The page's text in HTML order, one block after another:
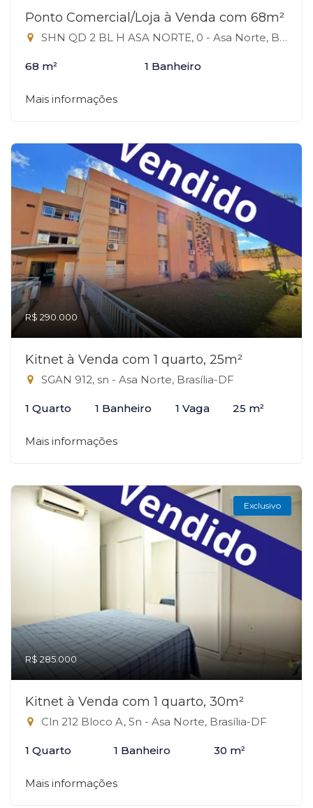
Ponto Comercial/Loja à Venda com 68m²
SHN QD 2 BL H ASA NORTE, 0 - Asa Norte, Brasília-DF
68 m² 1 Banheiro
Mais informações
R$ 290.000
Kitnet à Venda com 1 quarto, 25m²
SGAN 912, sn - Asa Norte, Brasília-DF
1 Quarto 1 Banheiro 1 Vaga 25 m²
Mais informações
Exclusivo
R$ 285.000
Kitnet à Venda com 1 quarto, 30m²
Cln 212 Bloco A, Sn - Asa Norte, Brasília-DF
1 Quarto 1 Banheiro 30 m²
Mais informações